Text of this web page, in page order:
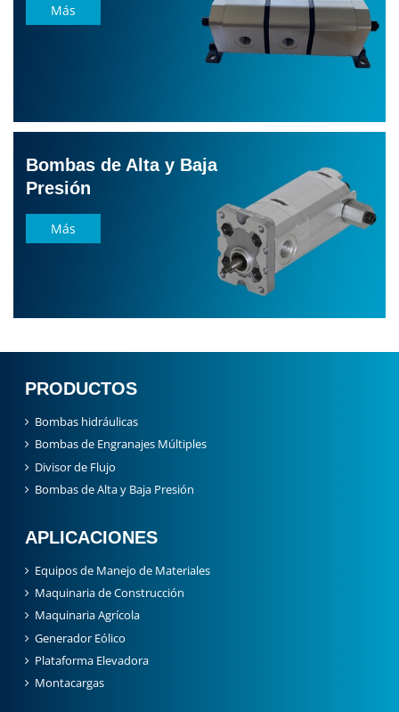
Más
Bombas de Alta y Baja
Presión
Más
PRODUCTOS
Bombas hidráulicas
Bombas de Engranajes Múltiples
Divisor de Flujo
Bombas de Alta y Baja Presión
APLICACIONES
Equipos de Manejo de Materiales
Maquinaria de Construcción
Maquinaria Agrícola
Generador Eólico
Plataforma Elevadora
Montacargas